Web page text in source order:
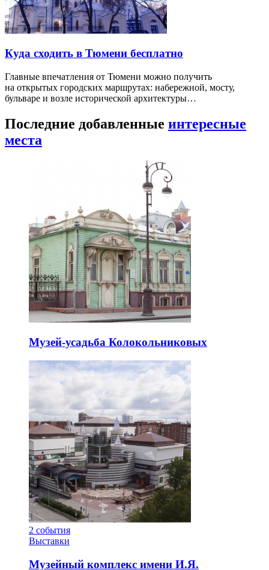
Куда сходить в Тюмени бесплатно
Главные впечатления от Тюмени можно получить
на открытых городских маршрутах: набережной, мосту,
бульваре и возле исторической архитектуры…
Последние добавленные интересные
места
Музей-усадьба Колокольниковых
2 события
Выставки
Музейный комплекс имени И.Я.